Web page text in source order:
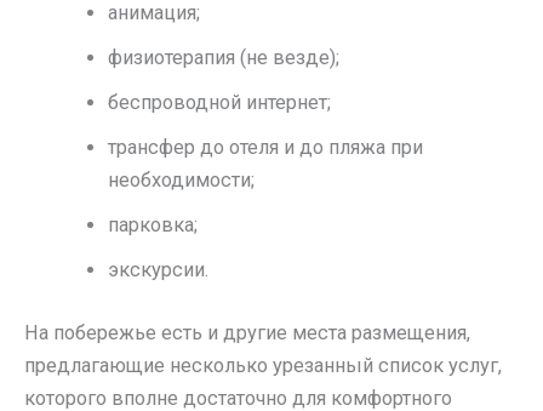
анимация;
физиотерапия (не везде);
беспроводной интернет;
трансфер до отеля и до пляжа при
необходимости;
парковка;
экскурсии.
На побережье есть и другие места размещения,
предлагающие несколько урезанный список услуг,
которого вполне достаточно для комфортного